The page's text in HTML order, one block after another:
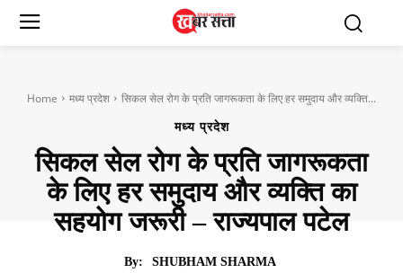
Home मध्य प्रदेश सिकल सेल रोग के प्रति जागरूकता के लिए हर समुदाय और व्यक्ति...
मध्य प्रदेश
सिकल सेल रोग के प्रति जागरूकता
के लिए हर समुदाय और व्यक्ति का
सहयोग जरूरी – राज्यपाल पटेल
By:
SHUBHAM SHARMA